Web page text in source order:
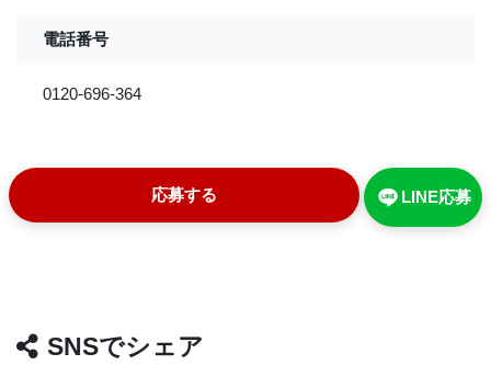
電話番号
0120-696-364
応募する LINE応募
SNSでシェア